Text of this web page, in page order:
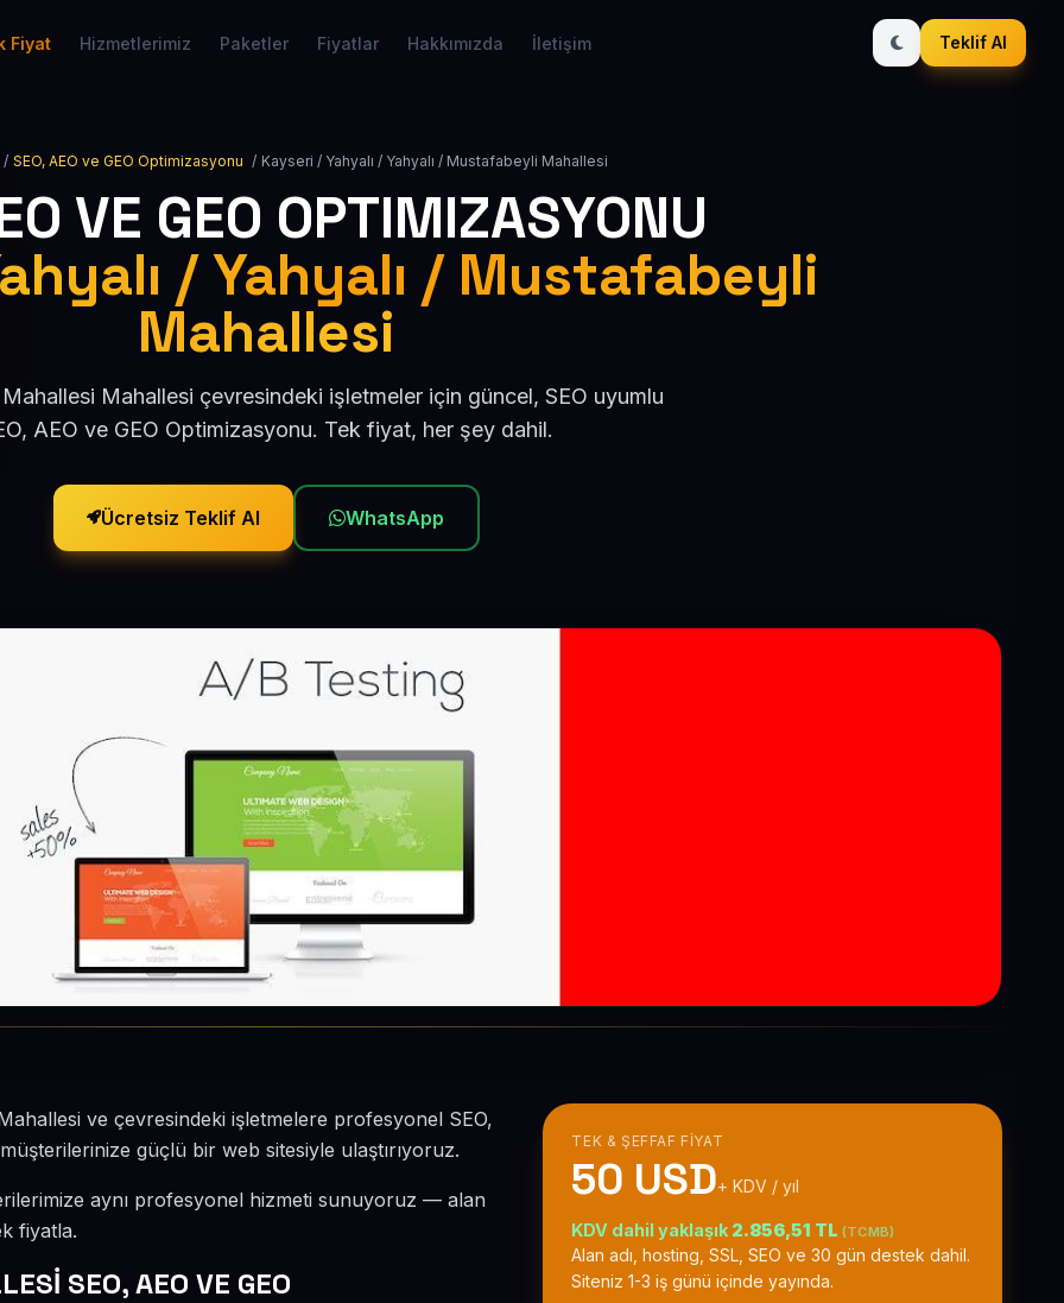
Fiyat Hizmetlerimiz Paketler Fiyatlar Hakkımızda İletişim Teklif Al
/ SEO, AEO ve GEO Optimizasyonu / Kayseri / Yahyalı / Yahyalı / Mustafabeyli Mahallesi
VE GEO OPTIMIZASYONU
/ Yahyalı / Mustafabeyli
Mahallesi
Mahallesi çevresindeki işletmeler için güncel, SEO uyumlu
AEO ve GEO Optimizasyonu. Tek fiyat, her şey dahil.
Ücretsiz Teklif Al WhatsApp
ve çevresindeki işletmelere profesyonel SEO,
güçlü bir web sitesiyle ulaştırıyoruz.
aynı profesyonel hizmeti sunuyoruz — alan
fiyatla.
SEO, AEO VE GEO
TEK & ŞEFFAF FIYAT
50 USD+ KDV / yıl
KDV dahil yaklaşık 2.856,51 TL (TCMB)
Alan adı, hosting, SSL, SEO ve 30 gün destek dahil.
Siteniz 1-3 iş günü içinde yayında.